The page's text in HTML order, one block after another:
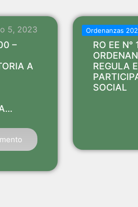
5, 2023
–
A
Ordenanzas
RO EE
REGULA
SOCIAL